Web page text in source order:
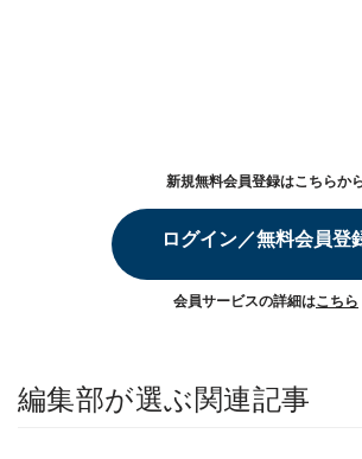
新規無料会員登録はこちらか
ログイン／無料会員登
会員サービスの詳細はこちら
編集部が選ぶ関連記事